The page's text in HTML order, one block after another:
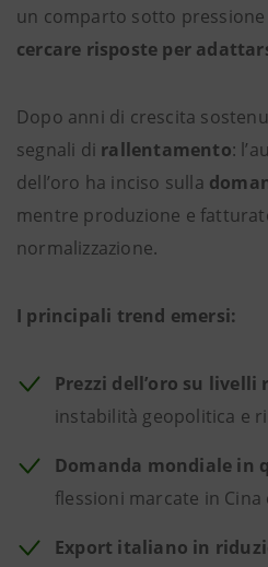
un comparto sotto
cercare risposte per
Dopo anni di crescita
segnali di rallentamento:
dell’oro ha inciso sulla
mentre produzione e
normalizzazione.
I principali trend emersi:
Prezzi dell’oro su livelli
instabilità geopolitica e
Domanda mondiale in
flessioni marcate in Cina
Export italiano in